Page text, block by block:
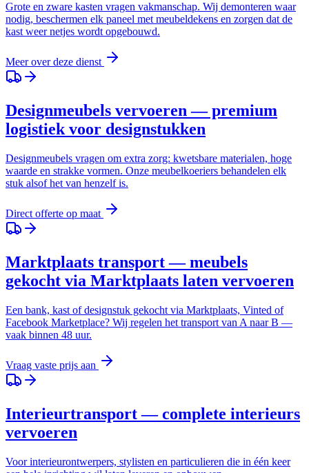
Grote en zware kasten vragen vakmanschap. Wij demonteren waar
nodig, beschermen elk paneel met meubeldekens en zorgen dat de
kast weer netjes wordt opgebouwd.
Meer over deze dienst
Designmeubels vervoeren — premium
logistiek voor designstukken
Designmeubels vragen om extra zorg: kwetsbare materialen, hoge
waarde en strakke vormen. Onze meubelkoeriers behandelen elk
stuk alsof het van henzelf is.
Direct offerte op maat
Marktplaats transport — meubels
gekocht via Marktplaats laten vervoeren
Een bank, kast of designstuk gekocht via Marktplaats, Vinted of
Facebook Marketplace? Wij regelen het transport van A naar B —
vaak binnen 48 uur.
Vraag vaste prijs aan
Interieurtransport — complete interieurs
vervoeren
Voor interieurontwerpers, stylisten en particulieren die in één keer